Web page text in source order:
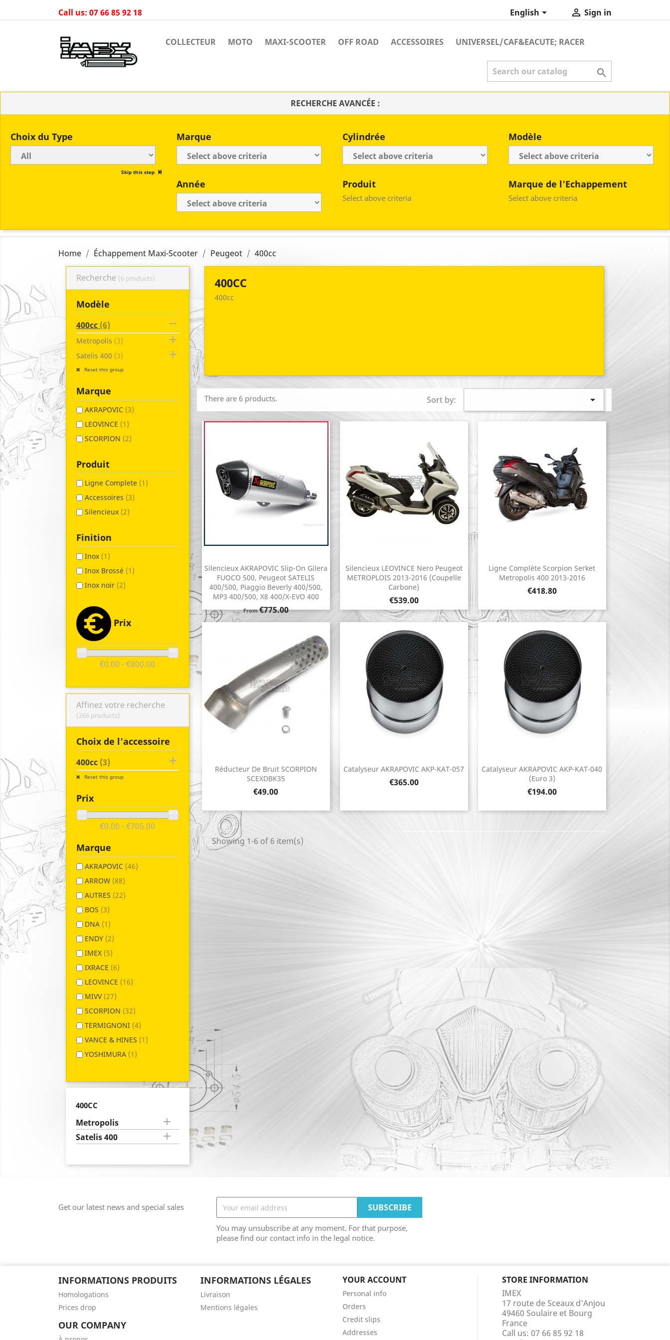
Call us: 07 66 85 92 18 English  Sign in
COLLECTEUR MOTO MAXI-SCOOTER OFF ROAD ACCESSOIRES UNIVERSEL/CAF&EACUTE; RACER

RECHERCHE AVANCÉE :
Choix du Type
Skip this step
Marque Cylindrée Modèle
Année Produit
Select above criteria
Marque de l'Echappement
Select above criteria
Home Échappement Maxi-Scooter Peugeot 400cc
Recherche (6 products)
Modèle

400cc (6)

Metropolis (3)

Satelis 400 (3)
Reset this group
Marque
AKRAPOVIC (3)
LEOVINCE (1)
SCORPION (2)
Produit
Ligne Complete (1)
Accessoires (3)
Silencieux (2)
Finition
Inox (1)
Inox Brossé (1)
Inox noir (2)
Prix
€0.00 - €800.00
Affinez votre recherche
(266 products)
Choix de l'accessoire

400cc (3)
Reset this group
Prix
€0.00 - €705.00
Marque
AKRAPOVIC (46)
ARROW (88)
AUTRES (22)
BOS (3)
DNA (1)
ENDY (2)
IMEX (5)
IXRACE (6)
LEOVINCE (16)
MIVV (27)
SCORPION (32)
TERMIGNONI (4)
VANCE & HINES (1)
YOSHIMURA (1)
400CC
Metropolis 
Satelis 400 
400CC
400cc
There are 6 products. Sort by: 
Silencieux AKRAPOVIC Slip-On Gilera
FUOCO 500, Peugeot SATELIS
400/500, Piaggio Beverly 400/500,
MP3 400/500, X8 400/X-EVO 400
FromPrice
€775.00
Quick view
Silencieux LEOVINCE Nero Peugeot
METROPLOIS 2013-2016 (Coupelle
Carbone)
Price
€539.00
Quick view
Ligne Complète Scorpion Serket
Metropolis 400 2013-2016
Price
€418.80
Quick view
Réducteur De Bruit SCORPION
SCEXDBK35
Price
€49.00
Quick view
Catalyseur AKRAPOVIC AKP-KAT-057
Price
€365.00
Quick view
Catalyseur AKRAPOVIC AKP-KAT-040
(Euro 3)
Price
€194.00
Quick view
Showing 1-6 of 6 item(s)
Get our latest news and special sales
You may unsubscribe at any moment. For that purpose,
please find our contact info in the legal notice.
INFORMATIONS PRODUITS
Homologations
Prices drop
INFORMATIONS LÉGALES
Livraison
Mentions légales
OUR COMPANY
YOUR ACCOUNT
Personal info
Orders
Credit slips
Addresses
STORE INFORMATION
IMEX
17 route de Sceaux d'Anjou
49460 Soulaire et Bourg
France
Call us: 07 66 85 92 18